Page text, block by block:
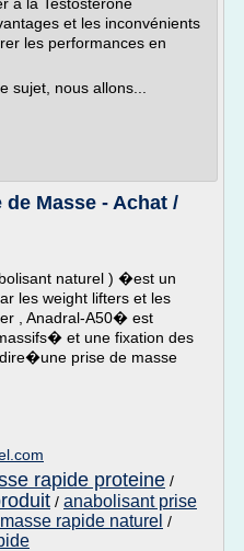
et les inconvénients
les performances en
sujet, nous allons...
Masse - Achat /
naturel ) �est un
les weight lifters et les
, Anadral-A50� est
et une fixation des
prise de masse
rapide proteine /
/ anabolisant prise
rapide naturel /